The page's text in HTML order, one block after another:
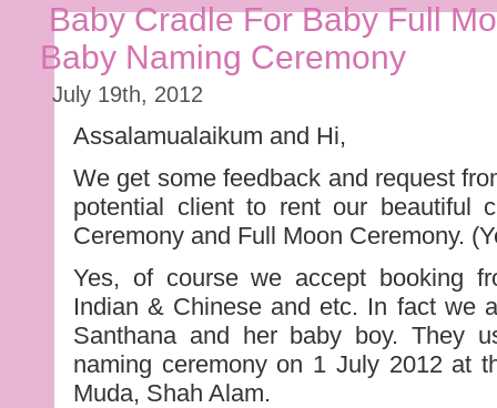
Baby Cradle For Baby Full
Baby Naming Ceremony
July 19th, 2012
Assalamualaikum and Hi,
We get some feedback and request
potential client to rent our beautiful
Ceremony and Full Moon Ceremony.
Yes, of course we accept booking
Indian & Chinese and etc. In fact we
Santhana and her baby boy. They
naming ceremony on 1 July 2012 at
Muda, Shah Alam.